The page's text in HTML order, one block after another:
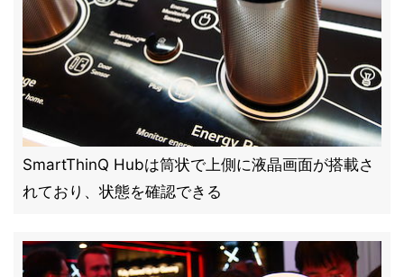
SmartThinQ Hubは筒状で上側に液晶画面が搭載さ
れており、状態を確認できる